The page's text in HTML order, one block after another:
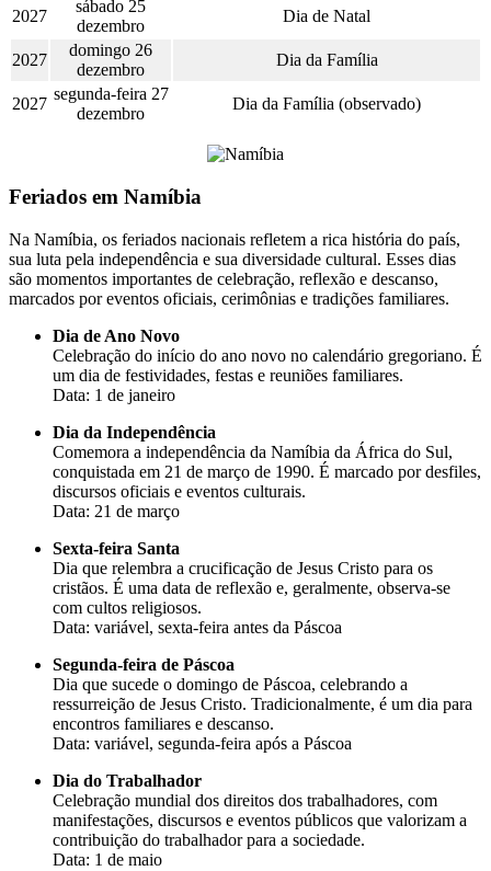
2027
sábado 25
dezembro
Dia de Natal
2027
domingo 26
dezembro
Dia da Família
2027
segunda-feira 27
dezembro
Dia da Família (observado)
Feriados em Namíbia
Na Namíbia, os feriados nacionais refletem a rica história do país,
sua luta pela independência e sua diversidade cultural. Esses dias
são momentos importantes de celebração, reflexão e descanso,
marcados por eventos oficiais, cerimônias e tradições familiares.
Dia de Ano Novo
Celebração do início do ano novo no calendário gregoriano. É
um dia de festividades, festas e reuniões familiares.
Data: 1 de janeiro
Dia da Independência
Comemora a independência da Namíbia da África do Sul,
conquistada em 21 de março de 1990. É marcado por desfiles,
discursos oficiais e eventos culturais.
Data: 21 de março
Sexta-feira Santa
Dia que relembra a crucificação de Jesus Cristo para os
cristãos. É uma data de reflexão e, geralmente, observa-se
com cultos religiosos.
Data: variável, sexta-feira antes da Páscoa
Segunda-feira de Páscoa
Dia que sucede o domingo de Páscoa, celebrando a
ressurreição de Jesus Cristo. Tradicionalmente, é um dia para
encontros familiares e descanso.
Data: variável, segunda-feira após a Páscoa
Dia do Trabalhador
Celebração mundial dos direitos dos trabalhadores, com
manifestações, discursos e eventos públicos que valorizam a
contribuição do trabalhador para a sociedade.
Data: 1 de maio